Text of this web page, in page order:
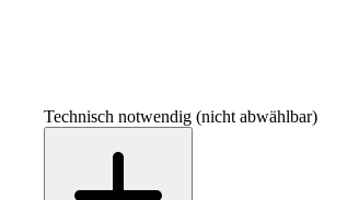
Technisch notwendig (nicht abwählbar)